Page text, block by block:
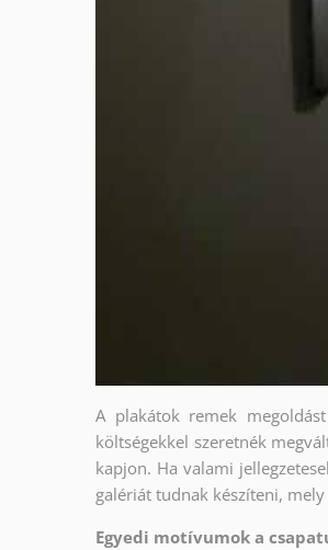
A plakátok remek
költségekkel szeretnék
kapjon. Ha valami
galériát tudnak készíteni,
Egyedi motívumok a